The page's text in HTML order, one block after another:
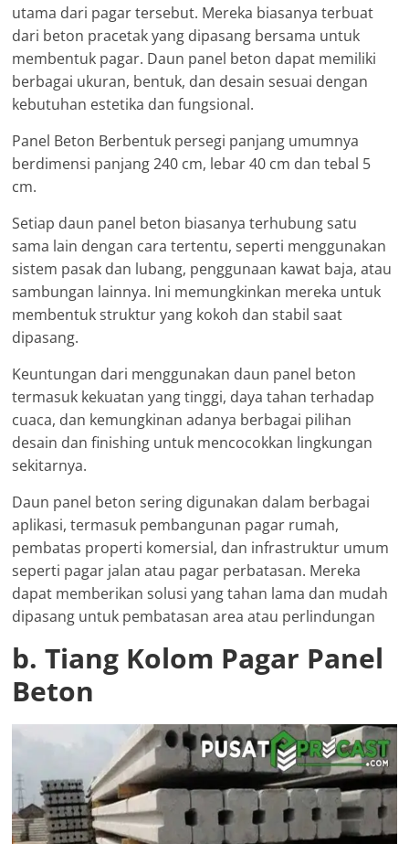
utama dari pagar tersebut. Mereka biasanya terbuat
dari beton pracetak yang dipasang bersama untuk
membentuk pagar. Daun panel beton dapat memiliki
berbagai ukuran, bentuk, dan desain sesuai dengan
kebutuhan estetika dan fungsional.
Panel Beton Berbentuk persegi panjang umumnya
berdimensi panjang 240 cm, lebar 40 cm dan tebal 5
cm.
Setiap daun panel beton biasanya terhubung satu
sama lain dengan cara tertentu, seperti menggunakan
sistem pasak dan lubang, penggunaan kawat baja, atau
sambungan lainnya. Ini memungkinkan mereka untuk
membentuk struktur yang kokoh dan stabil saat
dipasang.
Keuntungan dari menggunakan daun panel beton
termasuk kekuatan yang tinggi, daya tahan terhadap
cuaca, dan kemungkinan adanya berbagai pilihan
desain dan finishing untuk mencocokkan lingkungan
sekitarnya.
Daun panel beton sering digunakan dalam berbagai
aplikasi, termasuk pembangunan pagar rumah,
pembatas properti komersial, dan infrastruktur umum
seperti pagar jalan atau pagar perbatasan. Mereka
dapat memberikan solusi yang tahan lama dan mudah
dipasang untuk pembatasan area atau perlindungan
b. Tiang Kolom Pagar Panel
Beton